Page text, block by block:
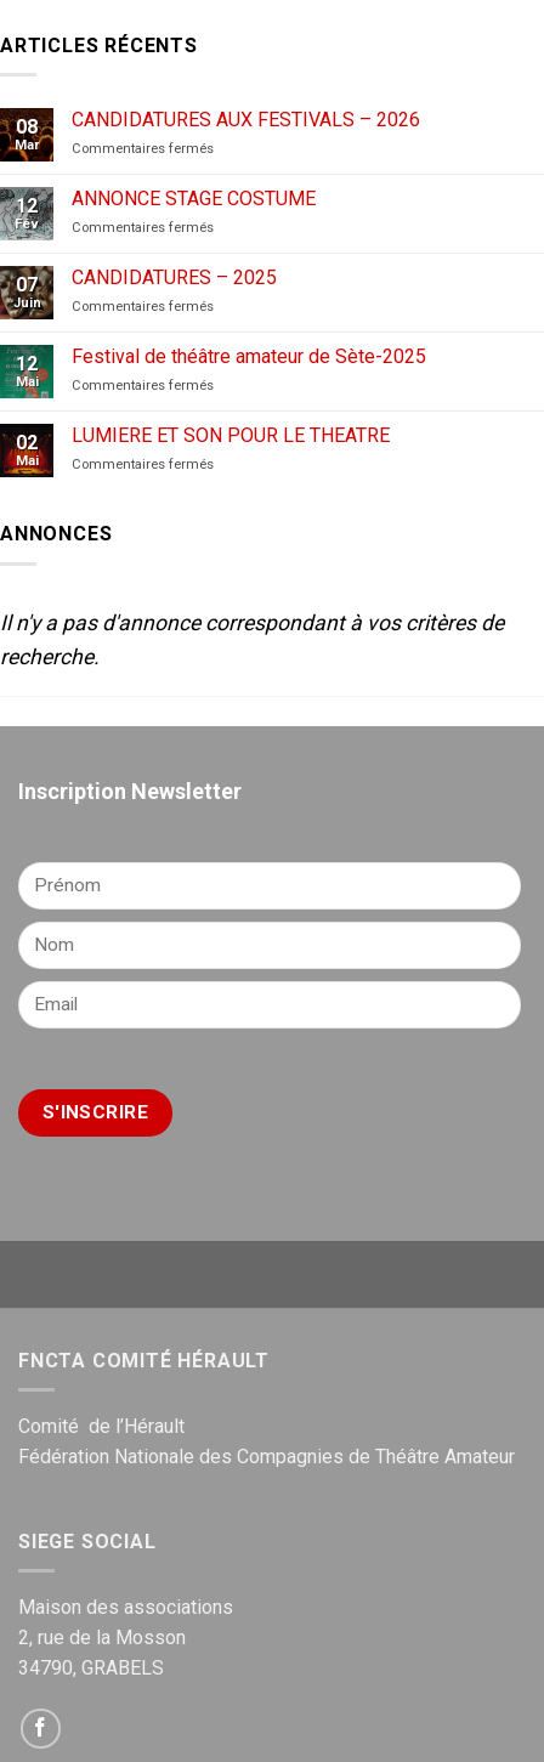
ARTICLES RÉCENTS
08
Mar
CANDIDATURES AUX FESTIVALS – 2026
Commentaires ferméssur
AUX
FESTIVALS
–
12
Fév
ANNONCE STAGE COSTUME
Commentaires ferméssur
STAGE
COSTUME
07
Juin
CANDIDATURES – 2025
Commentaires ferméssur
2025
12
Mai
Festival de théâtre amateur de Sète-2025
Commentaires ferméssur
de
théâtre
amateur
02
Mai
LUMIERE ET SON POUR LE THEATRE
Commentaires ferméssur
ANNONCES
Il n'y a pas d'annonce correspondant à vos critères de
recherche.
Inscription Newsletter
FNCTA COMITÉ HÉRAULT
Comité de l’Hérault
Fédération Nationale des Compagnies de Théâtre Amateur
SIEGE SOCIAL
Maison des associations
2, rue de la Mosson
34790, GRABELS